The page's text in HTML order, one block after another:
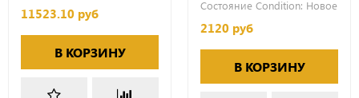
11523.10 руб
В КОРЗИНУ
Состояние Condition: Новое
2120 руб
В КОРЗИНУ